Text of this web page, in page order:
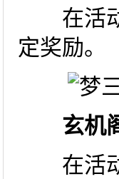
在活动
定奖励。
玄机
在活动